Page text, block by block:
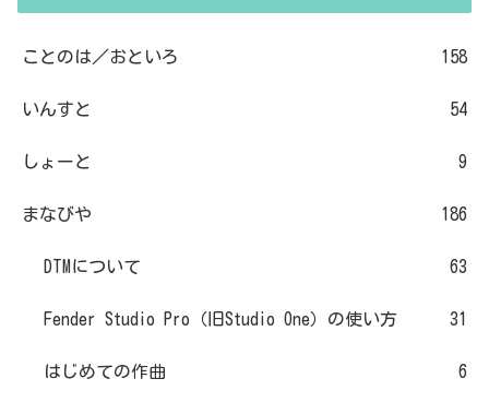
ことのは／おといろ 158
いんすと 54
しょーと 9
まなびや 186
DTMについて 63
Fender Studio Pro（旧Studio One）の使い方 31
はじめての作曲 6